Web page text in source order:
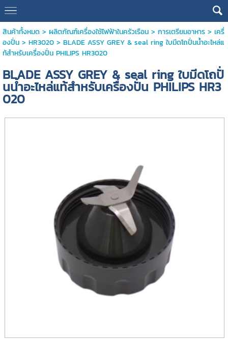
สินค้าทั้งหมด> ผลิตภัณฑ์เครื่องใช้ไฟฟ้าในครัวเรือน> การเตรียมอาหาร> เครื่
องปั่น> HR3020> BLADE ASSY GREY & seal ring ใบมีดโถปั่นน้ำอะไหล่แ
ท้สำหรับเครื่องปั่น PHILIPS HR3020
BLADE ASSY GREY & seal ring ใบมีดโถปั่
นน้ำอะไหล่แท้สำหรับเครื่องปั่น PHILIPS HR3
020